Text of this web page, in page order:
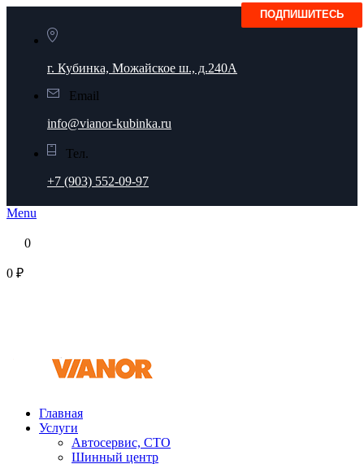
г. Кубинка, Можайское ш., д.240А
Email
info@vianor-kubinka.ru
Тел.
+7 (903) 552-09-97
Menu
0
0 ₽
Главная
Услуги
Автосервис, СТО
Шинный центр